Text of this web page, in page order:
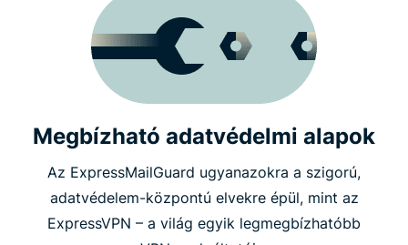
Megbízható adatvédelmi alapok
Az ExpressMailGuard ugyanazokra a szigorú,
adatvédelem-központú elvekre épül, mint az
ExpressVPN – a világ egyik legmegbízhatóbb